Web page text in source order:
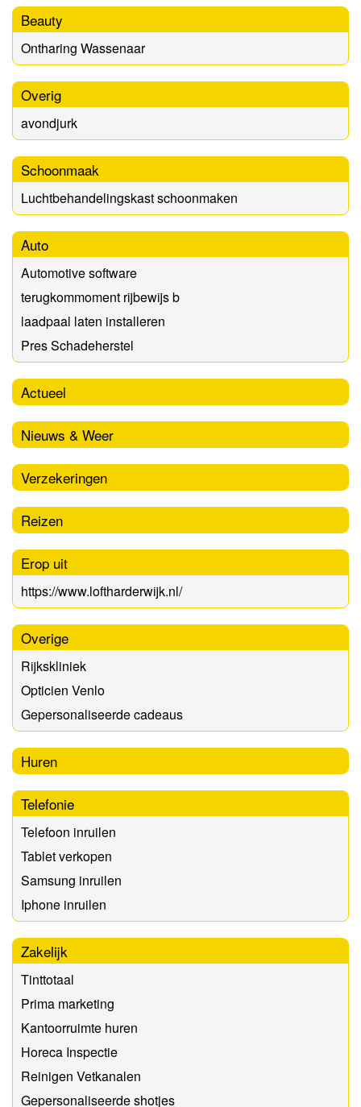
Beauty
Ontharing Wassenaar
Overig
avondjurk
Schoonmaak
Luchtbehandelingskast schoonmaken
Auto
Automotive software
terugkommoment rijbewijs b
laadpaal laten installeren
Pres Schadeherstel
Actueel
Nieuws & Weer
Verzekeringen
Reizen
Erop uit
https://www.loftharderwijk.nl/
Overige
Rijkskliniek
Opticien Venlo
Gepersonaliseerde cadeaus
Huren
Telefonie
Telefoon inruilen
Tablet verkopen
Samsung inruilen
Iphone inruilen
Zakelijk
Tinttotaal
Prima marketing
Kantoorruimte huren
Horeca Inspectie
Reinigen Vetkanalen
Gepersonaliseerde shotjes